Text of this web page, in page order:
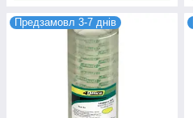
Предзамовл 3-7 днів